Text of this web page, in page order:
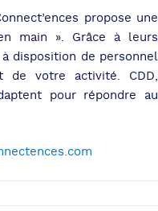
propose une
main ». Grâce à leurs
disposition de personnel
de votre activité. CDD,
pour répondre au